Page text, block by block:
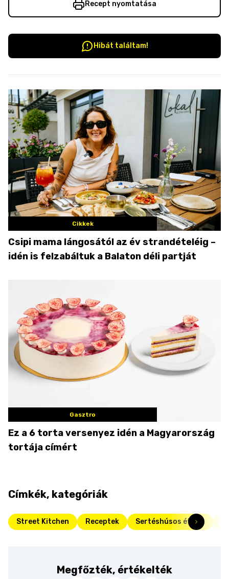
Recept nyomtatása
Hibát találtam!
Cikkek
Csipi mama lángosától az év strandételéig –
idén is felzabáltuk a Balaton déli partját
Gasztro
Ez a 6 torta versenyez idén a Magyarország
tortája címért
Címkék, kategóriák
Street Kitchen Receptek Sertéshúsos ételek
Megfőzték, értékelték